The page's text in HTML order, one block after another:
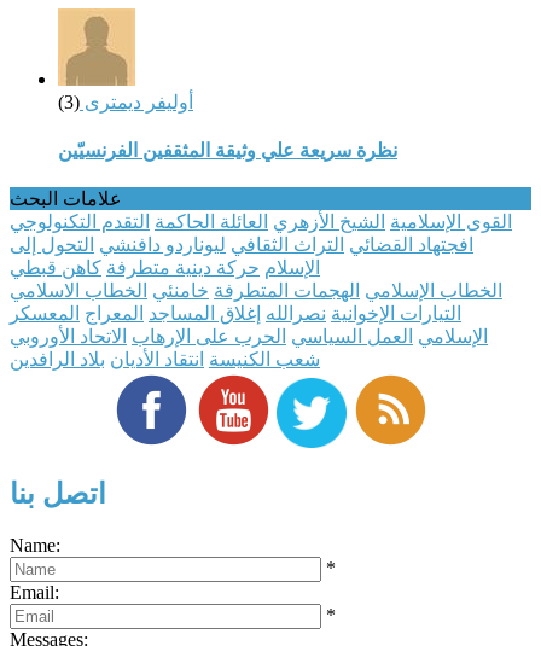
أوليفر ديمترى (3)
نظرة سريعة علي وثيقة المثقفين الفرنسيّين
علامات البحث
القوى الإسلامية الشيخ الأزهري العائلة الحاكمة التقدم التكنولوجي
افجتهاد القضائي التراث الثقافي ليوناردو دافنشي التحول إلى
الإسلام حركة دينية متطرفة كاهن قبطي
الخطاب الإسلامي الهجمات المتطرفة خامنئي الخطاب الاسلامي
التيارات الإخوانية نصرالله إغلاق المساجد المعراج المعسكر
الإسلامي العمل السياسي الحرب على الإرهاب الاتحاد الأوروبي
شعب الكنيسة انتقاد الأديان بلاد الرافدين
اتصل بنا
Name:
*
Email:
*
Messages: